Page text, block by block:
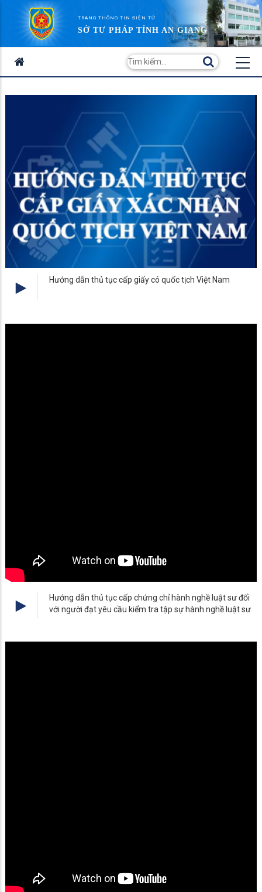
TRANG THÔNG TIN ĐIỆN TỬ
SỞ TƯ PHÁP TỈNH AN GIANG
Hướng dẫn thủ tục cấp giấy có quốc tịch Việt Nam
Hướng dẫn thủ tục cấp chứng chỉ hành nghề luật sư đối
với người đạt yêu cầu kiểm tra tập sự hành nghề luật sư